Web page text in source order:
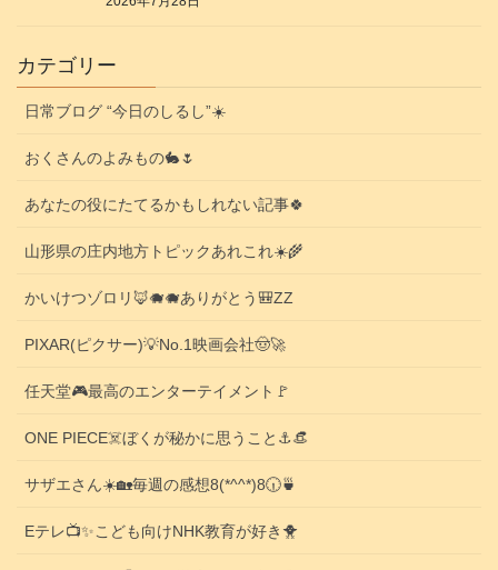
カテゴリー
日常ブログ “今日のしるし”☀️
おくさんのよみもの🐇🌷
あなたの役にたてるかもしれない記事🍀
山形県の庄内地方トピックあれこれ☀️🌾
かいけつゾロリ🦊🐗🐗ありがとう🎒ZZ
PIXAR(ピクサー)💡No.1映画会社🤠🚀
任天堂🎮️最高のエンターテイメント🚩
ONE PIECE☠️ぼくが秘かに思うこと⚓️👒
サザエさん☀️🏡毎週の感想8(*^^*)8🕡️🍵
Eテレ📺️✨こども向けNHK教育が好き🐥